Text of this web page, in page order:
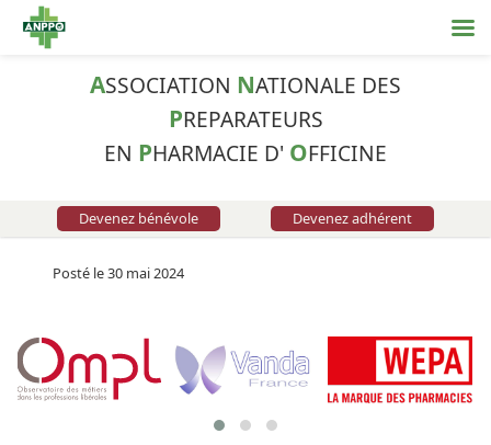
ASSOCIATION NATIONALE DES
PREPARATEURS
EN PHARMACIE D' OFFICINE
Devenez bénévole Devenez adhérent
Posté le 30 mai 2024